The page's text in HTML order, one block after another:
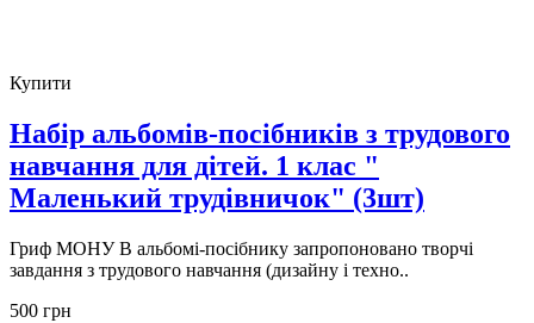
Купити
Набір альбомів-посібників з трудового
навчання для дітей. 1 клас "
Маленький трудівничок" (3шт)
Гриф МОНУ В альбомі-посібнику запропоновано творчі
завдання з трудового навчання (дизайну і техно..
500 грн